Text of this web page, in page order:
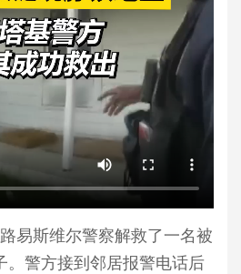
易斯维尔警察解救了一名被
。警方接到邻居报警电话后